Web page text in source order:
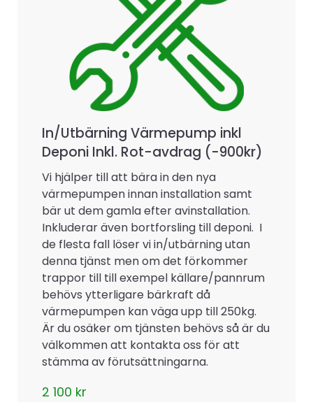
In/Utbärning Värmepump inkl
Deponi Inkl. Rot-avdrag (-900kr)
Vi hjälper till att bära in den nya
värmepumpen innan installation samt
bär ut dem gamla efter avinstallation.
Inkluderar även bortforsling till deponi. I
de flesta fall löser vi in/utbärning utan
denna tjänst men om det förkommer
trappor till till exempel källare/pannrum
behövs ytterligare bärkraft då
värmepumpen kan väga upp till 250kg.
Är du osäker om tjänsten behövs så är du
välkommen att kontakta oss för att
stämma av förutsättningarna.
2 100 kr